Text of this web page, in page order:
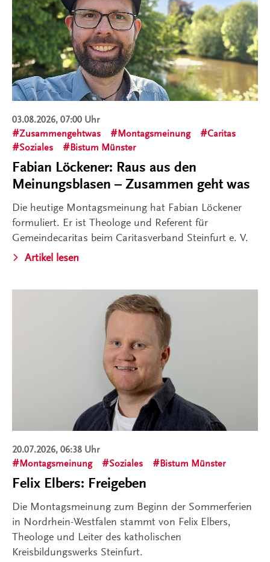
03.08.2026, 07:00 Uhr
Zusammengehtwas
Montagsmeinung
Caritas
Soziales
Bistum Münster
Fabian Löckener: Raus aus den
Meinungsblasen – Zusammen geht was
Die heutige Montagsmeinung hat Fabian Löckener
formuliert. Er ist Theologe und Referent für
Gemeindecaritas beim Caritasverband Steinfurt e. V.
Artikel lesen
20.07.2026, 06:38 Uhr
Montagsmeinung
Soziales Bistum Münster
Felix Elbers: Freigeben
Die Montagsmeinung zum Beginn der Sommerferien
in Nordrhein-Westfalen stammt von Felix Elbers,
Theologe und Leiter des katholischen
Kreisbildungswerks Steinfurt.